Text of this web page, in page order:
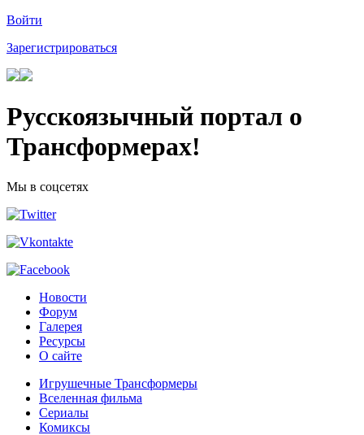
Войти
Зарегистрироваться
Русскоязычный портал о
Трансформерах!
Мы в соцсетях
Новости
Форум
Галерея
Ресурсы
О сайте
Игрушечные Трансформеры
Вселенная фильма
Сериалы
Комиксы